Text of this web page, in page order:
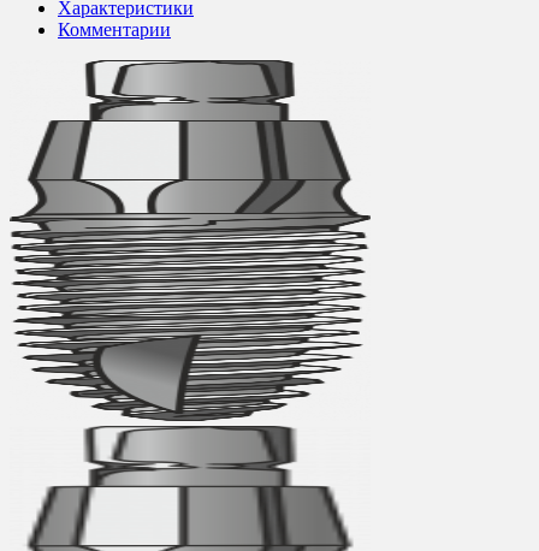
Характеристики
Комментарии